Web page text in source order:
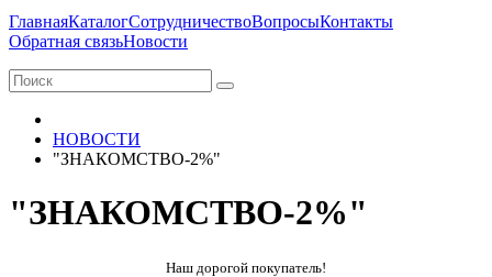
ГлавнаяКаталогСотрудничествоВопросыКонтакты
Обратная связьНовости
НОВОСТИ
"ЗНАКОМСТВО-2%"
"ЗНАКОМСТВО-2%"
Наш дорогой покупатель!